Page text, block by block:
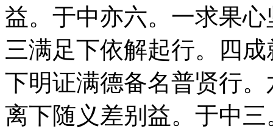
益。于中亦六。一求果
三满足下依解起行。四
下明证满德备名普贤行
离下随义差别益。于中